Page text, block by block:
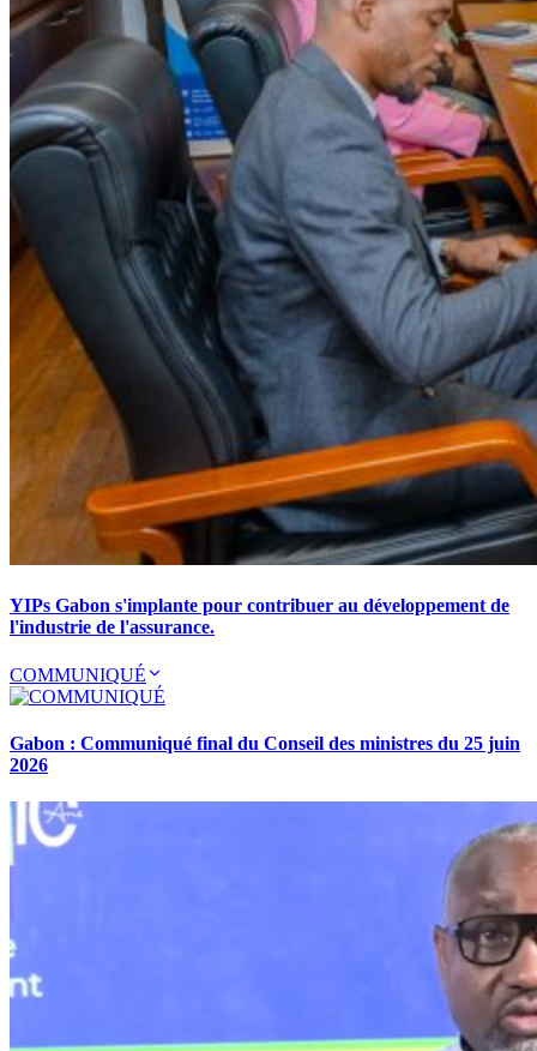
YIPs Gabon s'implante pour contribuer au développement de
l'industrie de l'assurance.
COMMUNIQUÉ
Gabon : Communiqué final du Conseil des ministres du 25 juin
2026